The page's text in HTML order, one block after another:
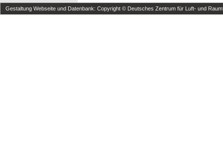
Gestaltung Webseite und Datenbank: Copyright © Deutsches Zentrum für Luft- und